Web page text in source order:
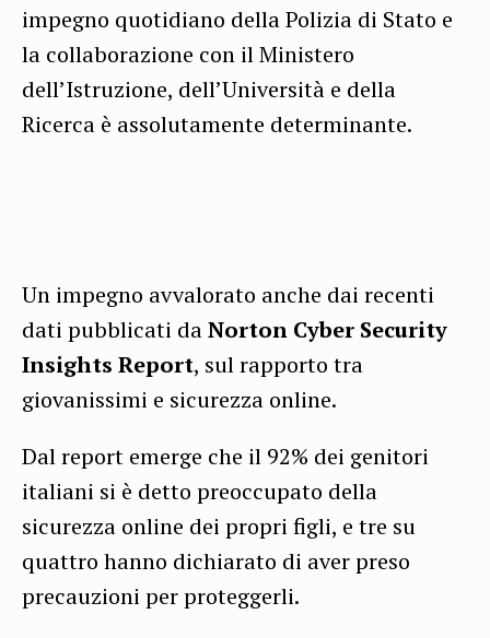
impegno quotidiano della Polizia di Stato e
la collaborazione con il Ministero
dell’Istruzione, dell’Università e della
Ricerca è assolutamente determinante.
Un impegno avvalorato anche dai recenti
dati pubblicati daNorton Cyber Security
Insights Report, sul rapporto tra
giovanissimi e sicurezza online.
Dal report emerge che il 92% dei genitori
italiani si è detto preoccupato della
sicurezza online dei propri figli, e tre su
quattro hanno dichiarato di aver preso
precauzioni per proteggerli.